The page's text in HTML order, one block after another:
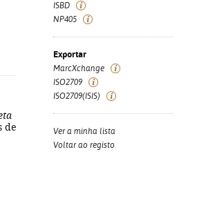
de
ISBD
NP405
Exportar
MarcXchange
ISO2709
ISO2709(ISIS)
Ver a minha lista
Voltar ao registo